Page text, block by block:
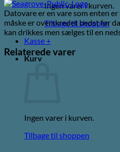
Ingen varer i kurven.
Tilbage til shoppen
Kasse +
Kurv
Ingen varer i kurven.
Tilbage til shoppen
Datovare er en vare som enten
måske er overskredet bedst før
kan drikkes men sælges til en
Relaterede varer